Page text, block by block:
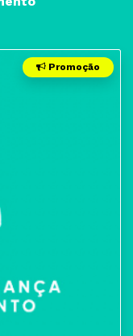
Promoção